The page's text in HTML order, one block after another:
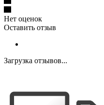
Нет оценок
Оставить отзыв
Загрузка отзывов...